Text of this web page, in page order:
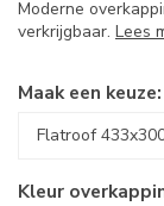
Moderne
verkrijgbaar. Lees
Maak een keuze:
Kleur